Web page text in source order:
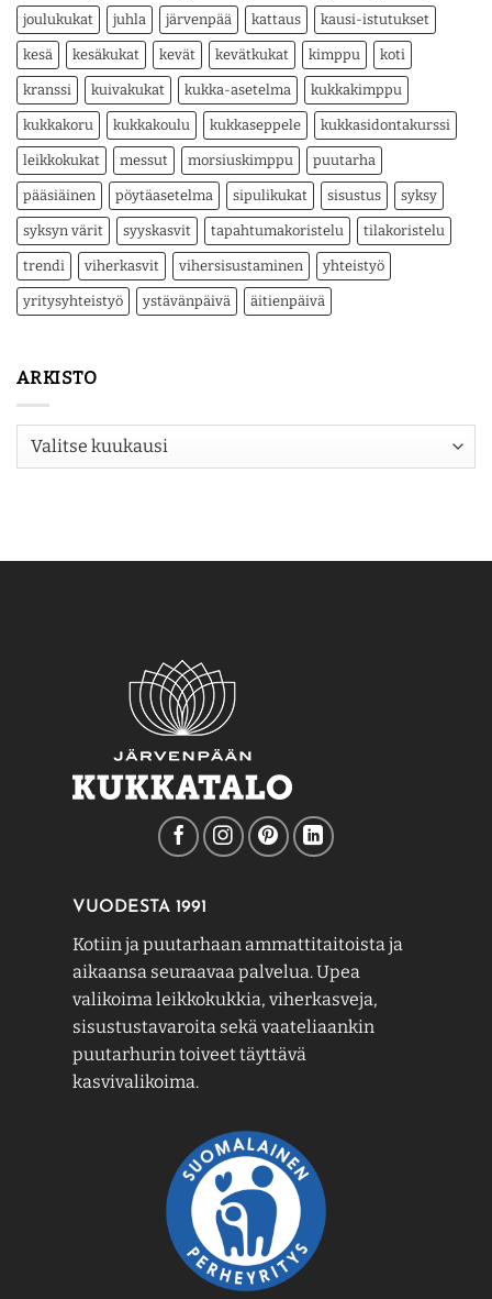
joulukukat juhla järvenpää kattaus kausi-istutukset
kesä kesäkukat kevät kevätkukat kimppu koti
kranssi kuivakukat kukka-asetelma kukkakimppu
kukkakoru kukkakoulu kukkaseppele kukkasidontakurssi
leikkokukat messut morsiuskimppu puutarha
pääsiäinen pöytäasetelma sipulikukat sisustus syksy
syksyn värit syyskasvit tapahtumakoristelu tilakoristelu
trendi viherkasvit vihersisustaminen yhteistyö
yritysyhteistyö ystävänpäivä äitienpäivä
ARKISTO
Arkisto
VUODESTA 1991
Kotiin ja puutarhaan ammattitaitoista ja
aikaansa seuraavaa palvelua. Upea
valikoima leikkokukkia, viherkasveja,
sisustustavaroita sekä vaateliaankin
puutarhurin toiveet täyttävä
kasvivalikoima.